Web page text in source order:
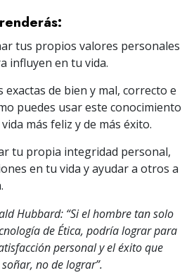
tus propios valores personales
influyen en tu vida.
exactas de bien y mal, correcto e
puedes usar este conocimiento
más feliz y de más éxito.
tu propia integridad personal,
en tu vida y ayudar a otros a
Hubbard: “Si el hombre tan solo
de Ética, podría lograr para
personal y el éxito que
no de lograr”.